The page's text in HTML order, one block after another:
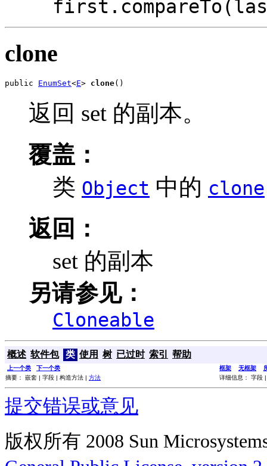
clone
public EnumSet<E> clone()
返回 set 的副本。
覆盖：
类 Object 中的 clone
返回：
set 的副本
另请参见：
Cloneable
概述 软件包 类 使用 树 已过时 索引 帮助
上一个类 下一个类 框架 无框架
摘要： 嵌套 | 字段 | 构造方法 | 方法 详细信息： 字段
提交错误或意见
版权所有 2008 Sun